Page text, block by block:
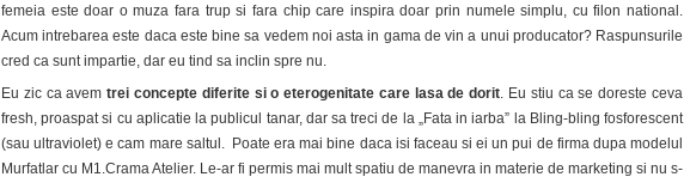
femeia este doar o muza fara trup si fara chip care inspira doar prin numele simplu, cu filon national.
Acum intrebarea este daca este bine sa vedem noi asta in gama de vin a unui producator? Raspunsurile
cred ca sunt impartie, dar eu tind sa inclin spre nu.
Eu zic ca avemtrei concepte diferite si o eterogenitate care lasa de dorit . Eu stiu ca se doreste ceva
fresh, proaspat si cu aplicatie la publicul tanar, dar sa treci de la „Fata in iarba” la Bling-bling fosforescent
(sau ultraviolet) e cam mare saltul. Poate era mai bine daca isi faceau si ei un pui de firma dupa modelul
Murfatlar cu M1.Crama Atelier. Le-ar fi permis mai mult spatiu de manevra in materie de marketing si nu s-